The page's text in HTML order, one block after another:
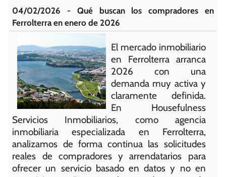
04/02/2026 - Qué buscan los compradores en
Ferrolterra en enero de 2026
El mercado inmobiliario
en Ferrolterra arranca
2026 con una
demanda muy activa y
claramente definida.
En Housefulness
Servicios Inmobiliarios, como agencia
inmobiliaria especializada en Ferrolterra,
analizamos de forma continua las solicitudes
reales de compradores y arrendatarios para
ofrecer un servicio basado en datos y no en